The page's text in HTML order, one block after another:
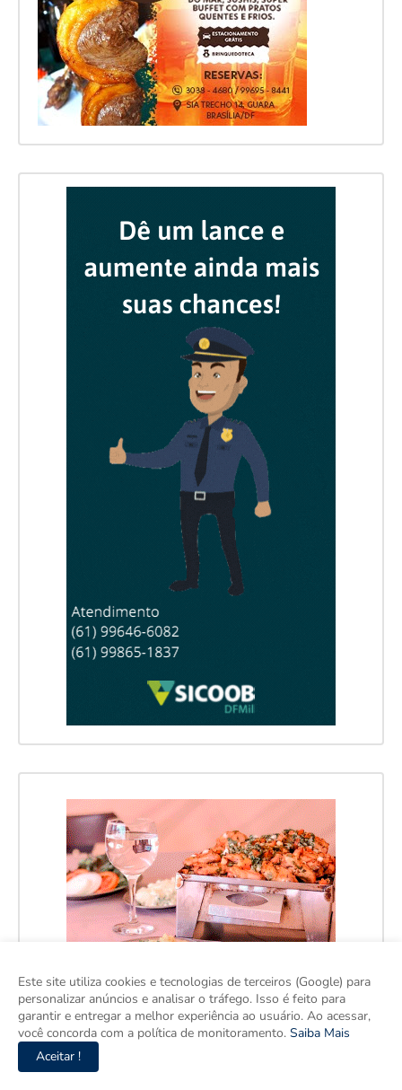
Este site utiliza cookies e tecnologias de terceiros (Google) para
personalizar anúncios e analisar o tráfego. Isso é feito para
garantir e entregar a melhor experiência ao usuário. Ao acessar,
você concorda com a política de monitoramento. Saiba Mais
Aceitar !